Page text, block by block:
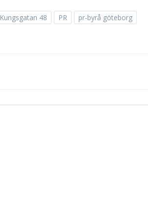
Kungsgatan 48 PR pr-byrå göteborg